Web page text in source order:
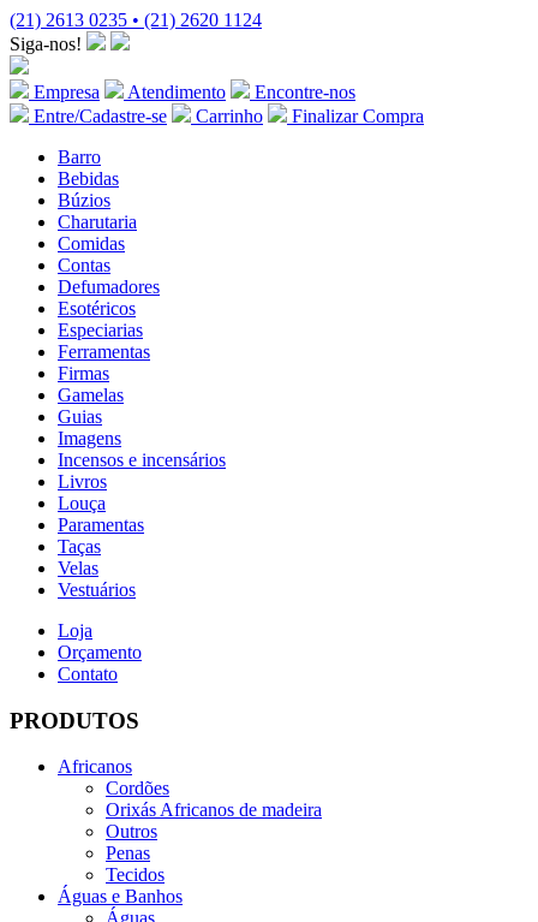
(21) 2613 0235 • (21) 2620 1124
Siga-nos!
Empresa Atendimento
Encontre-nos
Entre/Cadastre-se
Carrinho
Finalizar Compra
Barro
Bebidas
Búzios
Charutaria
Comidas
Contas
Defumadores
Esotéricos
Especiarias
Ferramentas
Firmas
Gamelas
Guias
Imagens
Incensos e incensários
Livros
Louça
Paramentas
Taças
Velas
Vestuários
Loja
Orçamento
Contato
PRODUTOS
Africanos
Cordões
Orixás Africanos de madeira
Outros
Penas
Tecidos
Águas e Banhos